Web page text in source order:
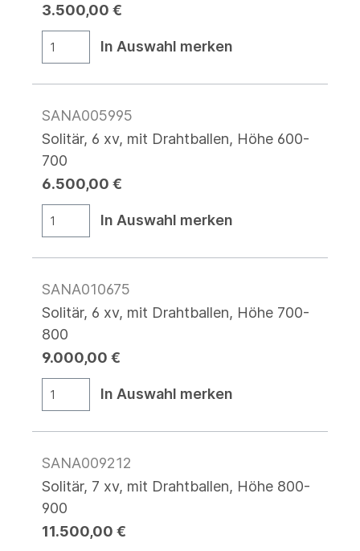
3.500,00 €
In Auswahl merken
SANA005995
Solitär, 6 xv, mit Drahtballen, Höhe 600-
700
6.500,00 €
In Auswahl merken
SANA010675
Solitär, 6 xv, mit Drahtballen, Höhe 700-
800
9.000,00 €
In Auswahl merken
SANA009212
Solitär, 7 xv, mit Drahtballen, Höhe 800-
900
11.500,00 €